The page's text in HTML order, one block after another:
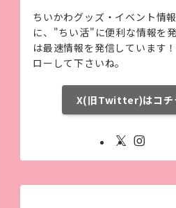
ちいかわグッズ・イベント情
に、"ちい活"に便利な情報を
は最速情報を発信しています
ローして下さいね。
X(旧Twitter)はコチ